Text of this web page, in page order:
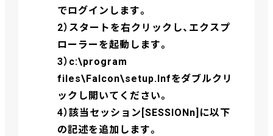
でログインします。
2）スタートを右クリックし、エクスプ
ローラーを起動します。
3）c:\program
files\Falcon\setup.Infをダブルクリ
ックし開いてください。
4）該当セッション[SESSIONn]に以下
の記述を追加します。